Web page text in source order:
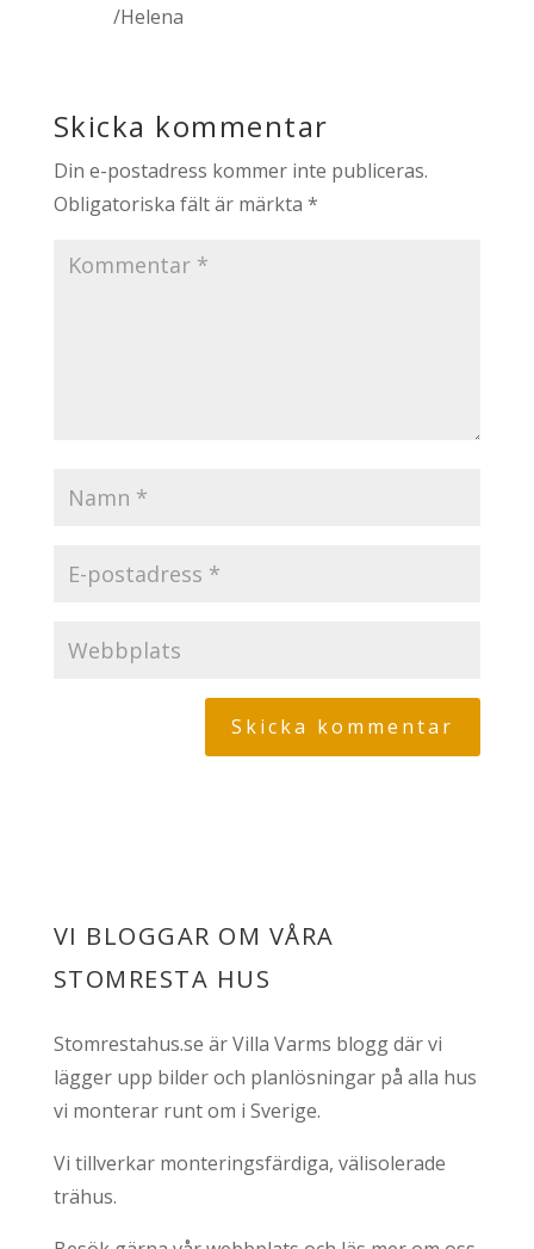
/Helena
Skicka kommentar
Din e-postadress kommer inte publiceras.
Obligatoriska fält är märkta *
VI BLOGGAR OM VÅRA
STOMRESTA HUS
Stomrestahus.se är Villa Varms blogg där vi
lägger upp bilder och planlösningar på alla hus
vi monterar runt om i Sverige.
Vi tillverkar monteringsfärdiga, välisolerade
trähus.